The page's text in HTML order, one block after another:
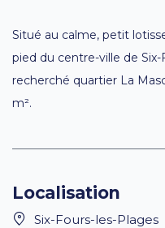
Situé au calme, petit
pied du centre-ville de Six-
recherché quartier La
m².
Localisation
Six-Fours-les-Plages